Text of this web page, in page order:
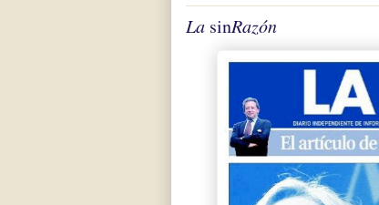
La sinRazón